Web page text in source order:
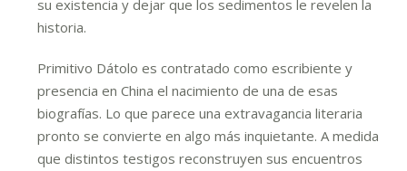
su existencia y dejar que los sedimentos le revelen la
historia.
Primitivo Dátolo es contratado como escribiente y
presencia en China el nacimiento de una de esas
biografías. Lo que parece una extravagancia literaria
pronto se convierte en algo más inquietante. A medida
que distintos testigos reconstruyen sus encuentros